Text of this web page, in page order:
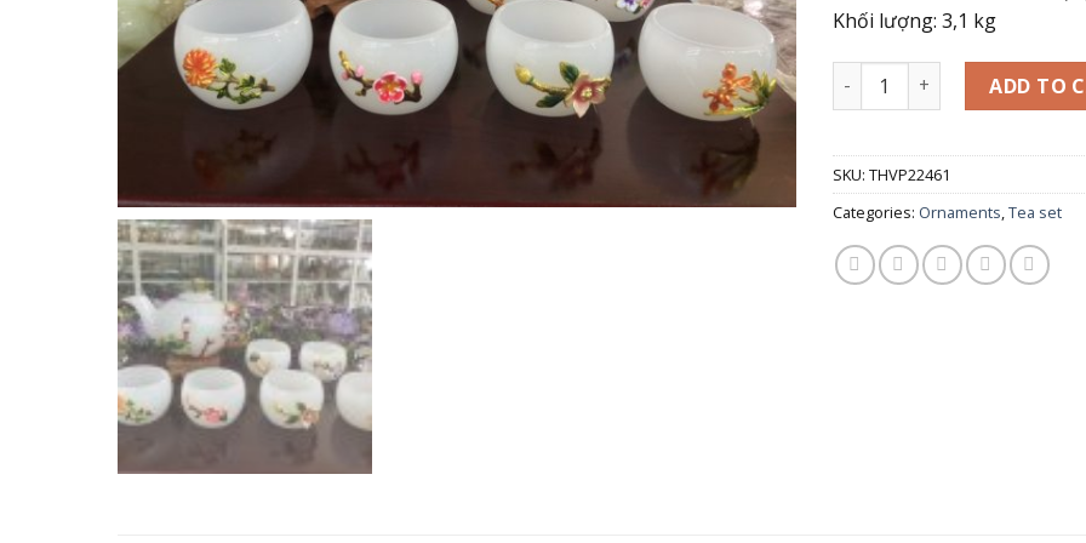
Khối lượng: 3,1 kg
Bộ ấm trà chạm bông hoa
ADD TO
SKU: THVP22461
Categories: Ornaments Tea set